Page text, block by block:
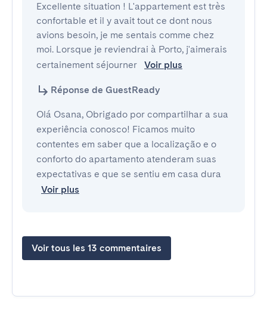
Excellente situation ! L'appartement est très
confortable et il y avait tout ce dont nous
avions besoin, je me sentais comme chez
moi. Lorsque je reviendrai à Porto, j'aimerais
certainement séjourner
Voir plus
Réponse de GuestReady
Olá Osana, Obrigado por compartilhar a sua
experiência conosco! Ficamos muito
contentes em saber que a localização e o
conforto do apartamento atenderam suas
expectativas e que se sentiu em casa dura
Voir plus
Voir tous les 13 commentaires